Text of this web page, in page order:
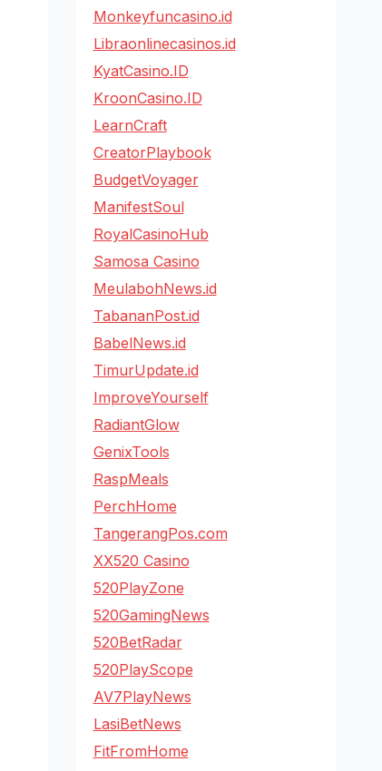
Monkeyfuncasino.id
Libraonlinecasinos.id
KyatCasino.ID
KroonCasino.ID
LearnCraft
CreatorPlaybook
BudgetVoyager
ManifestSoul
RoyalCasinoHub
Samosa Casino
MeulabohNews.id
TabananPost.id
BabelNews.id
TimurUpdate.id
ImproveYourself
RadiantGlow
GenixTools
RaspMeals
PerchHome
TangerangPos.com
XX520 Casino
520PlayZone
520GamingNews
520BetRadar
520PlayScope
AV7PlayNews
LasiBetNews
FitFromHome